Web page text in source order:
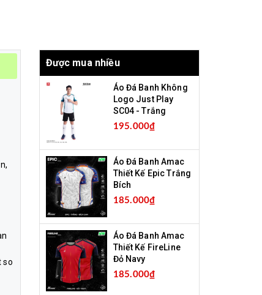
so
Được mua nhiều
Áo Đá Banh Không
Logo Just Play
SC04 - Trắng
195.000₫
Áo Đá Banh Amac
Thiết Kế Epic Trắng
Bích
185.000₫
Áo Đá Banh Amac
Thiết Kế FireLine
Đỏ Navy
185.000₫